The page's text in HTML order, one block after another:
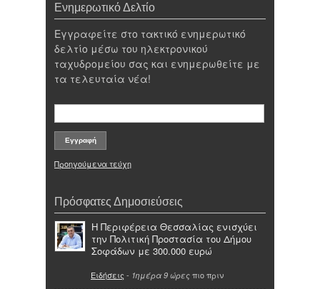
Ενημερωτικό Δελτίο
Εγγραφείτε στο τακτικό ενημερωτικό
δελτίο μέσω του ηλεκτρονικού
ταχυδρομείου σας και ενημερωθείτε με
τα τελευταία νέα!
Προηγούμενα τεύχη
Πρόσφατες Δημοσιεύσεις
Η Περιφέρεια Θεσσαλίας ενισχύει
την Πολιτική Προστασία του Δήμου
Σοφάδων με 300.000 ευρώ
Ειδήσεις - 1ημέρα 9 ώρες πιο πριν